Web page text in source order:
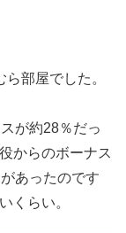
部屋でした。
が約28％だっ
からのボーナス
あったのです
くらい。